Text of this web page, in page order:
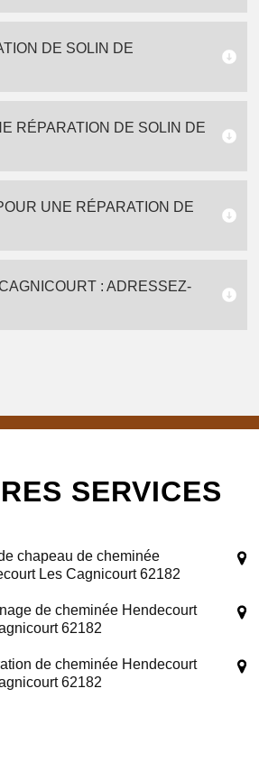
DE SOLIN DE
RÉPARATION DE SOLIN DE
UNE RÉPARATION DE
: ADRESSEZ-
SERVICES
chapeau de cheminée
Les Cagnicourt 62182
de cheminée Hendecourt
62182
de cheminée Hendecourt
62182